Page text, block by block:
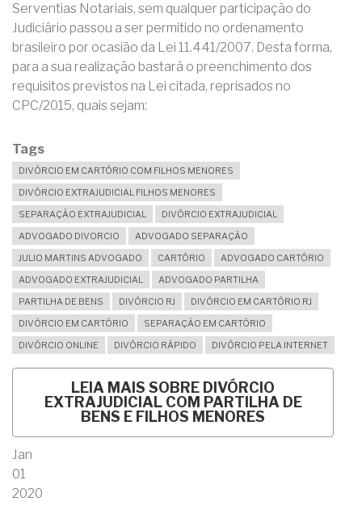
Serventias Notariais, sem qualquer participação do
Judiciário passou a ser permitido no ordenamento
brasileiro por ocasião da Lei 11.441/2007. Desta forma,
para a sua realização bastará o preenchimento dos
requisitos previstos na Lei citada, reprisados no
CPC/2015, quais sejam:
Tags
DIVÓRCIO EM CARTÓRIO COM FILHOS MENORES
DIVÓRCIO EXTRAJUDICIAL FILHOS MENORES
SEPARAÇÃO EXTRAJUDICIAL
DIVÓRCIO EXTRAJUDICIAL
ADVOGADO DIVORCIO
ADVOGADO SEPARAÇÃO
JULIO MARTINS ADVOGADO
CARTÓRIO
ADVOGADO CARTÓRIO
ADVOGADO EXTRAJUDICIAL
ADVOGADO PARTILHA
PARTILHA DE BENS
DIVÓRCIO RJ
DIVÓRCIO EM CARTÓRIO RJ
DIVÓRCIO EM CARTÓRIO
SEPARAÇÃO EM CARTÓRIO
DIVÓRCIO ONLINE
DIVÓRCIO RÁPIDO DIVÓRCIO PELA INTERNET
LEIA MAIS SOBRE DIVÓRCIO
EXTRAJUDICIAL COM PARTILHA DE
BENS E FILHOS MENORES
Jan
01
2020